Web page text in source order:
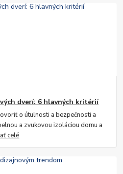
dverí: 6 hlavných kritérií
o útulnosti a bezpečnosti a
a zvukovou izoláciou domu a
celé